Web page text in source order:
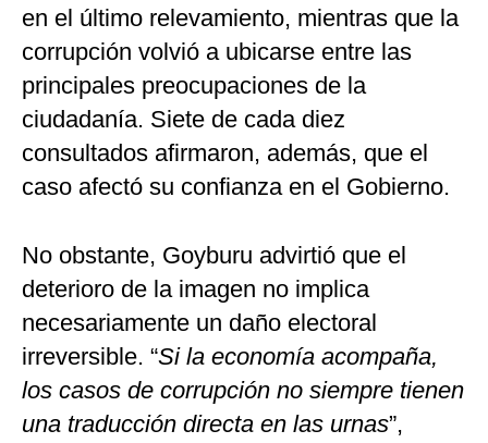
en el último relevamiento, mientras que la
corrupción volvió a ubicarse entre las
principales preocupaciones de la
ciudadanía. Siete de cada diez
consultados afirmaron, además, que el
caso afectó su confianza en el Gobierno.
No obstante, Goyburu advirtió que el
deterioro de la imagen no implica
necesariamente un daño electoral
irreversible. “Si la economía acompaña,
los casos de corrupción no siempre tienen
una traducción directa en las urnas”,